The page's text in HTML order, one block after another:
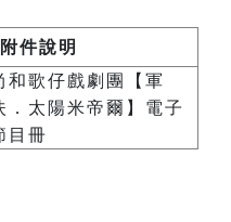
附件說明
和歌仔戲劇團【軍
．太陽米帝爾】電子
目冊